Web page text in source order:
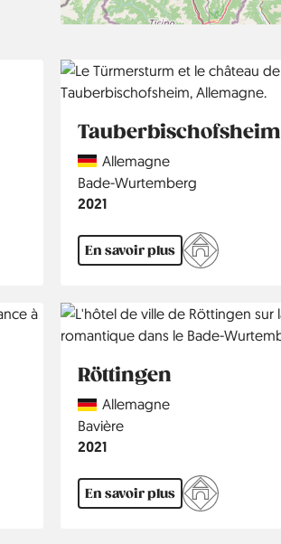
Tauberbischofsheim
CountryAllemagne
Région
Bade-Wurtemberg
Année
2021
En savoir plus
Röttingen
CountryAllemagne
Région
Bavière
Année
2021
En savoir plus